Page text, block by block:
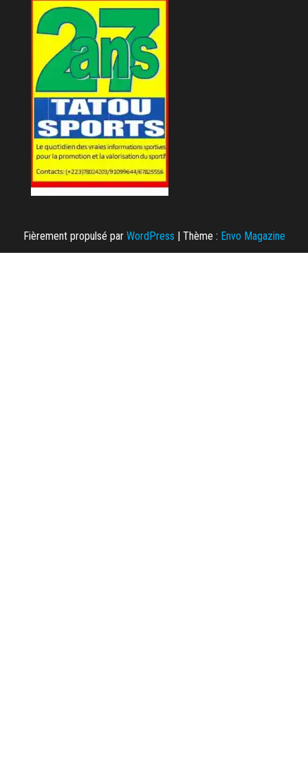
Fièrement propulsé par WordPress | Thème : Envo Magazine